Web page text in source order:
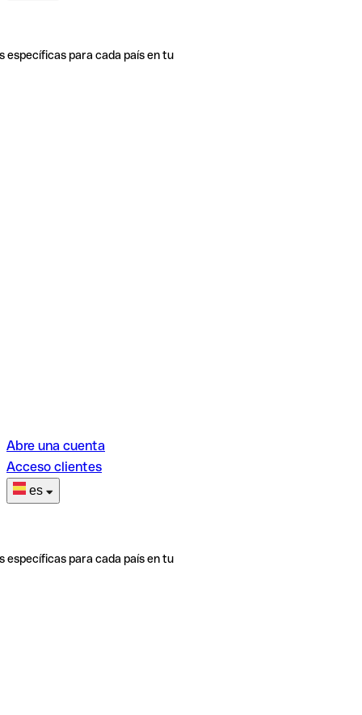
específicas para cada país en tu
Abre una cuenta
Acceso clientes
es
específicas para cada país en tu